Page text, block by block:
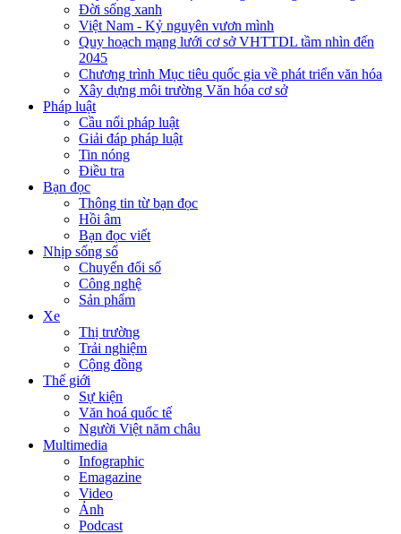
Đời sống xanh
Việt Nam - Kỷ nguyên vươn mình
Quy hoạch mạng lưới cơ sở VHTTDL tầm nhìn đến
2045
Chương trình Mục tiêu quốc gia về phát triển văn hóa
Xây dựng môi trường Văn hóa cơ sở
Pháp luật
Cầu nối pháp luật
Giải đáp pháp luật
Tin nóng
Điều tra
Bạn đọc
Thông tin từ bạn đọc
Hồi âm
Bạn đọc viết
Nhịp sống số
Chuyển đổi số
Công nghệ
Sản phẩm
Xe
Thị trường
Trải nghiệm
Cộng đồng
Thế giới
Sự kiện
Văn hoá quốc tế
Người Việt năm châu
Multimedia
Infographic
Emagazine
Video
Ảnh
Podcast